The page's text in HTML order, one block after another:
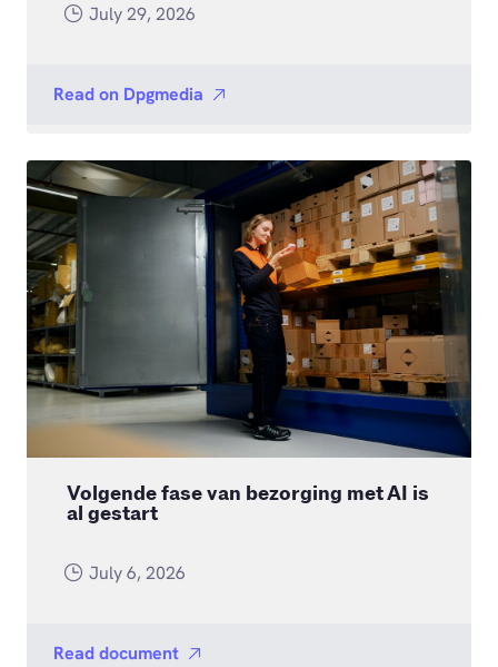
July 29, 2026
Read on Dpgmedia
Volgende fase van bezorging met AI is
al gestart
July 6, 2026
Read document